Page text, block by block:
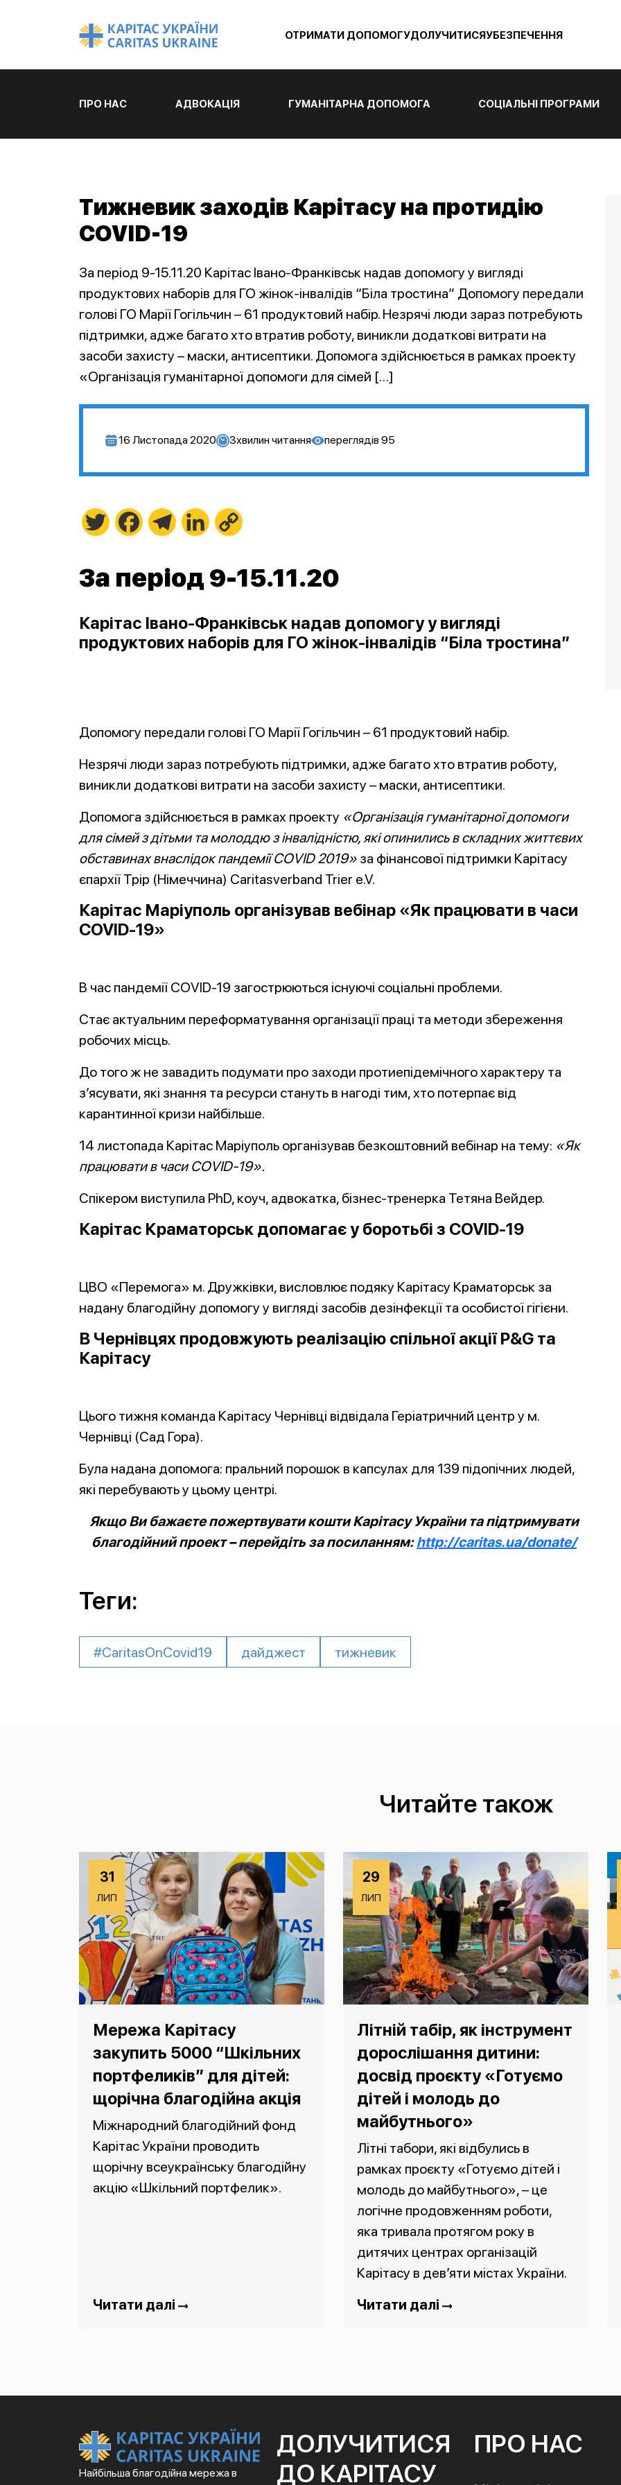
ОТРИМАТИ ДОПОМОГУДОЛУЧИТИСЯУБЕЗПЕЧЕННЯ
ПРО НАС АДВОКАЦІЯ ГУМАНІТАРНА ДОПОМОГА СОЦІАЛЬНІ ПРОГРАМИ
Тижневик заходів Карітасу на протидію
COVID-19
За період 9-15.11.20 Карітас Івано-Франківськ надав допомогу у вигляді
продуктових наборів для ГО жінок-інвалідів “Біла тростина” Допомогу передали
голові ГО Марії Гогільчин – 61 продуктовий набір. Незрячі люди зараз потребують
підтримки, адже багато хто втратив роботу, виникли додаткові витрати на
засоби захисту – маски, антисептики. Допомога здійснюється в рамках проекту
«Організація гуманітарної допомоги для сімей […]
16 Листопада 2020 3хвилин читання переглядів 95
Twitter FacebookTelegramLinkedIn
За період 9-15.11.20
Карітас Івано-Франківськ надав допомогу у вигляді
продуктових наборів для ГО жінок-інвалідів “Біла тростина”
Допомогу передали голові ГО Марії Гогільчин – 61 продуктовий набір.
Незрячі люди зараз потребують підтримки, адже багато хто втратив роботу,
виникли додаткові витрати на засоби захисту – маски, антисептики.
Допомога здійснюється в рамках проекту «Організація гуманітарної допомоги
для сімей з дітьми та молоддю з інвалідністю, які опинились в складних життєвих
обставинах внаслідок пандемії COVID 2019» за фінансової підтримки Карітасу
єпархії Трір (Німеччина) Caritasverband Trier e.V.
Карітас Маріуполь організував вебінар «Як працювати в часи
COVID-19»
В час пандемії COVID-19 загострюються існуючі соціальні проблеми.
Стає актуальним переформатування організації праці та методи збереження
робочих місць.
До того ж не завадить подумати про заходи протиепідемічного характеру та
з’ясувати, які знання та ресурси стануть в нагоді тим, хто потерпає від
карантинної кризи найбільше.
14 листопада Карітас Маріуполь організував безкоштовний вебінар на тему: «Як
працювати в часи COVID-19».
Спікером виступила PhD, коуч, адвокатка, бізнес-тренерка Тетяна Вейдер.
Карітас Краматорськ допомагає у боротьбі з COVID-19
ЦВО «Перемога» м. Дружківки, висловлює подяку Карітасу Краматорськ за
надану благодійну допомогу у вигляді засобів дезінфекції та особистої гігієни.
В Чернівцях продовжують реалізацію спільної акції P&G та
Карітасу
Цього тижня команда Карітасу Чернівці відвідала Геріатричний центр у м.
Чернівці (Сад Гора).
Була надана допомога: пральний порошок в капсулах для 139 підопічних людей,
які перебувають у цьому центрі.
Якщо Ви бажаєте пожертвувати кошти Карітасу України та підтримувати
благодійний проект – перейдіть за посиланням:http://caritas.ua/donate/
Теги:
#CaritasOnCovid19 дайджест тижневик
Читайте також
31
ЛИП
Мережа Карітасу
закупить 5000 “Шкільних
портфеликів” для дітей:
щорічна благодійна акція
Міжнародний благодійний фонд
Карітас України проводить
щорічну всеукраїнську благодійну
акцію «Шкільний портфелик».
Читати далі
29
ЛИП
Літній табір, як інструмент
дорослішання дитини:
досвід проєкту «Готуємо
дітей і молодь до
майбутнього»
Літні табори, які відбулись в
рамках проєкту «Готуємо дітей і
молодь до майбутнього», – це
логічне продовженням роботи,
яка тривала протягом року в
дитячих центрах організацій
Карітасу в дев’яти містах України.
Читати далі
Найбільша благодійна мережа в
ДОЛУЧИТИСЯ
ДО КАРІТАСУ
ПРО НАС